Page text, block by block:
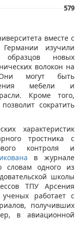
579
вместе с
изучили
образцов новых
волокон на
Они могут быть
мебели и
Кроме того,
сократить
характеристик
тростника с
контроля и
в журнале
словам одного из
школы
ТПУ Арсения
работает с
получивших
в авиационной